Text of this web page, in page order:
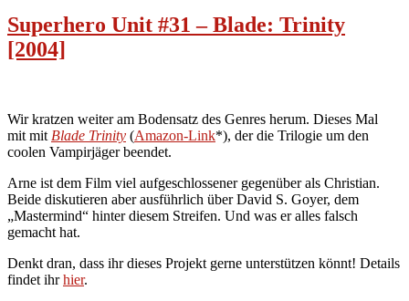
Superhero Unit #31 – Blade: Trinity
[2004]
Wir kratzen weiter am Bodensatz des Genres herum. Dieses Mal
mit mit Blade Trinity (Amazon-Link*), der die Trilogie um den
coolen Vampirjäger beendet.
Arne ist dem Film viel aufgeschlossener gegenüber als Christian.
Beide diskutieren aber ausführlich über David S. Goyer, dem
„Mastermind“ hinter diesem Streifen. Und was er alles falsch
gemacht hat.
Denkt dran, dass ihr dieses Projekt gerne unterstützen könnt! Details
findet ihrhier.